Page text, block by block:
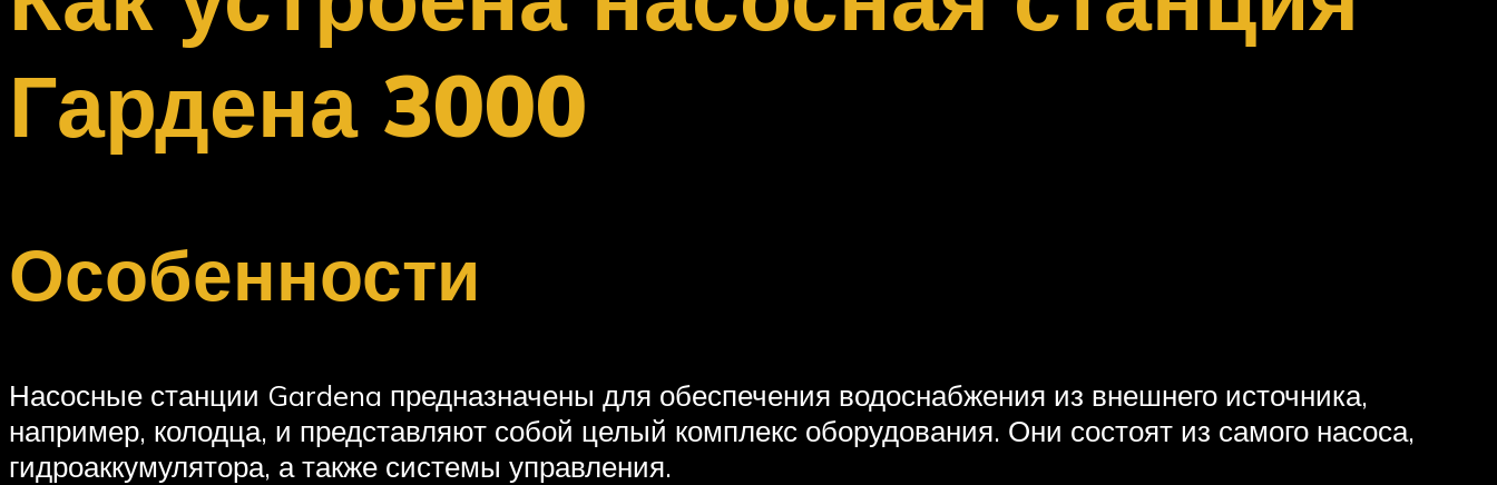
Гардена 3000
Особенности
Насосные станции Gardena предназначены для обеспечения водоснабжения из внешнего источника,
например, колодца, и представляют собой целый комплекс оборудования. Они состоят из самого насоса,
гидроаккумулятора, а также системы управления.